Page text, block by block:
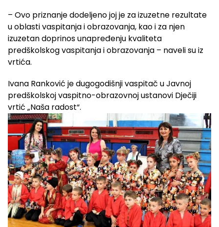
– Ovo priznanje dodeljeno joj je za izuzetne rezultate
u oblasti vaspitanja i obrazovanja, kao i za njen
izuzetan doprinos unapređenju kvaliteta
predškolskog vaspitanja i obrazovanja – naveli su iz
vrtića.
Ivana Ranković je dugogodišnji vaspitač u Javnoj
predškolskoj vaspitno-obrazovnoj ustanovi Dječiji
vrtić „Naša radost“.